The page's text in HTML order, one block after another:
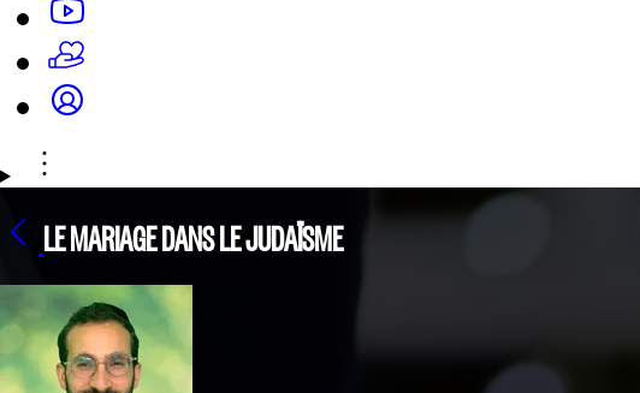
LE MARIAGE DANS LE JUDAÏSME